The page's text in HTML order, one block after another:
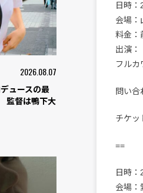
2026.08.07
ュースの最
監督は鴨下大
日時
会場：
料金：
出演：
フルカ
問い合
チケッ
==
日時
会場：